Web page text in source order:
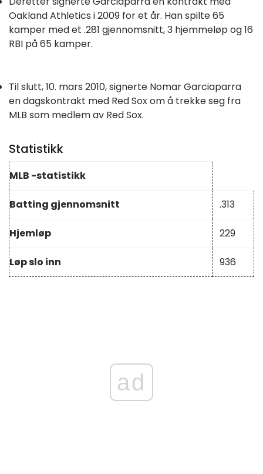
Oakland Athletics i 2009 for et år. Han spilte 65
kamper med et .281 gjennomsnitt, 3 hjemmeløp og 16
RBI på 65 kamper.
Til slutt, 10. mars 2010, signerte Nomar Garciaparra
en dagskontrakt med Red Sox om å trekke seg fra
MLB som medlem av Red Sox.
Statistikk
MLB -statistikk
Batting gjennomsnitt .313
Hjemløp 229
Løp slo inn 936
ad